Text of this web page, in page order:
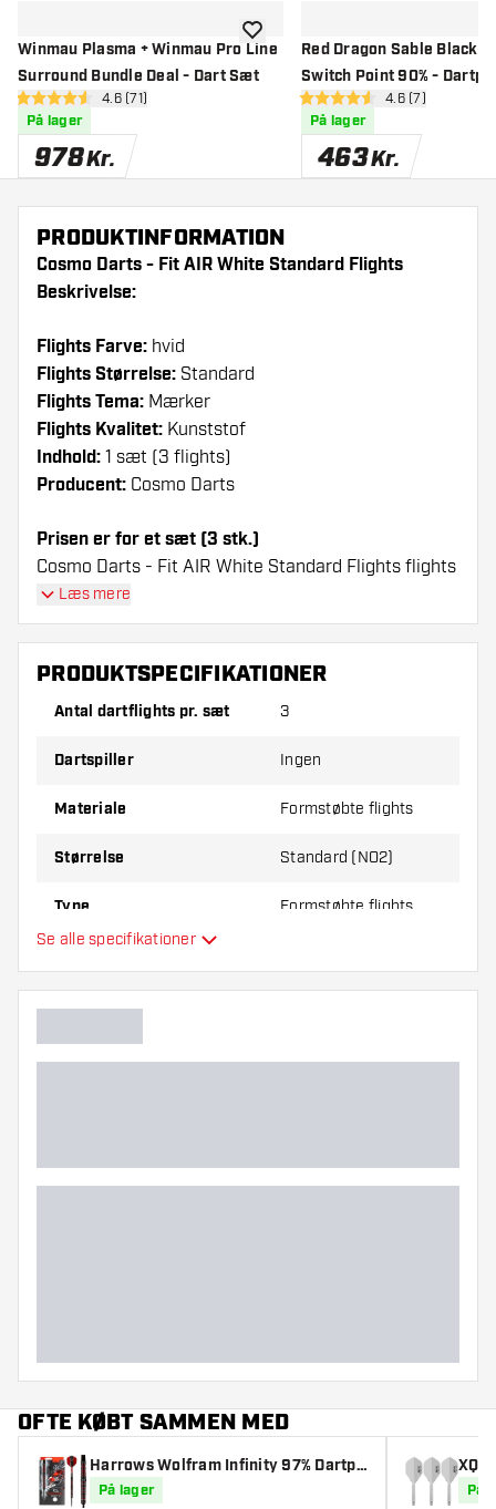
Winmau Plasma + Winmau Pro Line
Surround Bundle Deal - Dart Sæt
åbn anmeldelsespanel
4.6 bedømmelsesstjerner
4.6 (71)
På lager
978Kr.
tilføje til ønskeliste
Red Dragon Sable Black
Switch Point 90% -
åbn
4.6 bedømmelsesstjerner
4.6 (7)
På lager
463Kr.
PRODUKTINFORMATION
Cosmo Darts - Fit AIR White Standard Flights
Beskrivelse:
Flights Farve: hvid
Flights Størrelse: Standard
Flights Tema: Mærker
Flights Kvalitet: Kunststof
Indhold: 1 sæt (3 flights)
Producent: Cosmo Darts
Prisen er for et sæt (3 stk.)
Cosmo Darts - Fit AIR White Standard Flights flights
har en lang levetid. Disse flights kan kun bruges
sammen med Cosmo Fit Shafts.
Dartshopper-tip!
Sørg for, at du har masser af flights og shafts
knækket ved brug.
anden tykkelse på flights for at finde ud af,
Læs mere
PRODUKTSPECIFIKATIONER
Antal dartflights pr. sæt 3
Dartspiller Ingen
Materiale Formstøbte flights
Størrelse Standard (NO2)
Type Formstøbte flights
Hovedfarve
Se alle specifikationer
OFTE KØBT SAMMEN MED
Harrows Wolfram Infinity 97% Dartpil
På lager
XQ
rd -
På